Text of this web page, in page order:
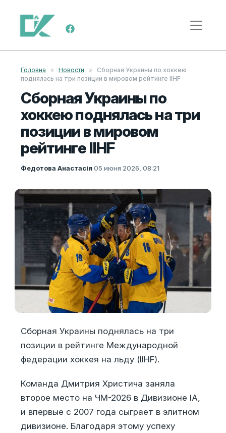
Перейти к содержимому
Меню навигации
Головна » Новости »
Сборная Украины по хоккею
поднялась на три позиции в мировом рейтинге IIHF
Сборная Украины по
хоккею поднялась на три
позиции в мировом
рейтинге IIHF
Федотова Анастасія·05 июня 2026, 08:21
Сборная Украины поднялась на три
позиции в рейтинге Международной
федерации хоккея на льду (IIHF).
Команда Дмитрия Христича заняла
второе место на ЧМ-2026 в Дивизионе IА,
и впервые с 2007 года сыграет в элитном
дивизионе. Благодаря этому успеху